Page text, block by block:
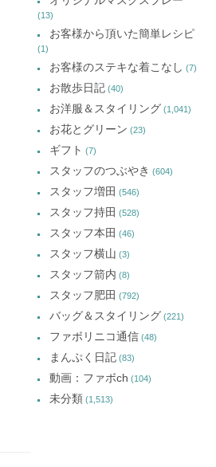
(13)
お客様から頂いた簡単レシピ
(1)
お客様のステキな着こなし (7)
お散歩日記(40)
お洋服＆スタイリング (1,041)
お花とグリーン (23)
ギフト (7)
スタッフのつぶやき (604)
スタッフ増田 (546)
スタッフ持田 (528)
スタッフ本田 (46)
スタッフ横山 (3)
スタッフ箭内 (8)
スタッフ肥田 (792)
バッグ＆スタイリング (221)
ファボリニコ通信(48)
まんぷく日記(83)
動画：ファボch (104)
未分類 (1,513)